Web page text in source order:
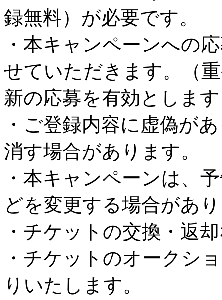
録無料）が必要です。
・本キャンペーンへの
せていただきます。（
新の応募を有効としま
・ご登録内容に虚偽が
消す場合があります。
・本キャンペーンは、
どを変更する場合があ
・チケットの交換・返
・チケットのオークシ
りいたします。